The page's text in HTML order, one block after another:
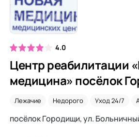
4.0
Центр реабилитации
медицина» посёлок
Лежачие Недорого Уход 24/7
посёлок Городищи, ул.